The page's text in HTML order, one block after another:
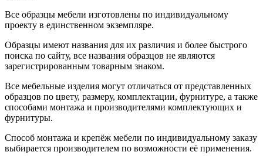
Все образцы мебели изготовлены по индивидуальному
проекту в единственном экземпляре.
Образцы имеют названия для их различия и более быстрого
поиска по сайту, все названия образцов не являются
зарегистрированным товарным знаком.
Все мебельные изделия могут отличаться от представленных
образцов по цвету, размеру, комплектации, фурнитуре, а также
способами монтажа и производителями комплектующих и
фурнитуры.
Способ монтажа и крепёж мебели по индивидуальному заказу
выбирается производителем по возможности её применения.